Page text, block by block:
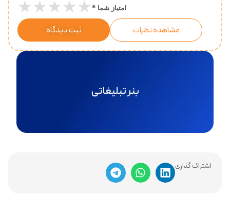
امتیاز شما *
★★★★★
ثبت دیدگاه مشاهده نظرات
اشتراک گذاری